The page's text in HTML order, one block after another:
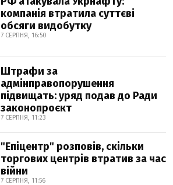
компанія втратила суттєві
обсяги видобутку
7 СЕРПНЯ, 16:50
Штрафи за
адмінправопорушення
підвищать: уряд подав до Ради
законопроєкт
7 СЕРПНЯ, 11:23
"Епіцентр" розповів, скільки
торгових центрів втратив за час
війни
7 СЕРПНЯ, 11:56